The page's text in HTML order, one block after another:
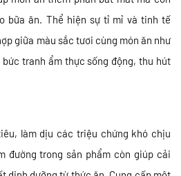
bữa ăn. Thể hiện sự tỉ mỉ và tinh tế
giữa màu sắc tươi cùng món ăn như
tranh ẩm thực sống động, thu hút
làm dịu các triệu chứng khó chịu
đường trong sản phẩm còn giúp cải